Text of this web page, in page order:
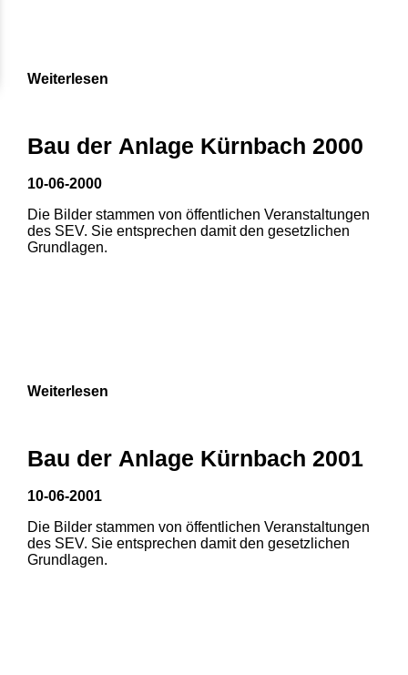
Weiterlesen
Bau der Anlage Kürnbach 2000
10-06-2000
Die Bilder stammen von öffentlichen Veranstaltungen
des SEV. Sie entsprechen damit den gesetzlichen
Grundlagen.
Weiterlesen
Bau der Anlage Kürnbach 2001
10-06-2001
Die Bilder stammen von öffentlichen Veranstaltungen
des SEV. Sie entsprechen damit den gesetzlichen
Grundlagen.